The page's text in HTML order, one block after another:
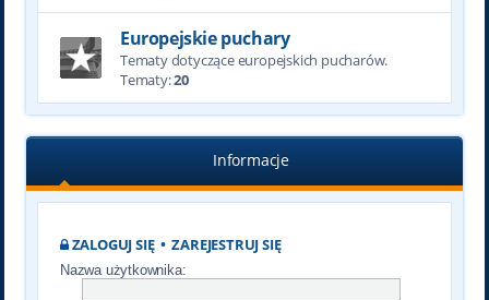
Europejskie puchary
Tematy dotyczące europejskich pucharów.
Tematy:20
Informacje
ZALOGUJ SIĘ•ZAREJESTRUJ SIĘ
Nazwa użytkownika: